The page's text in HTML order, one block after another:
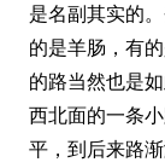
是名副其实的
的是羊肠，有
的路当然也是
西北面的一条
平，到后来路